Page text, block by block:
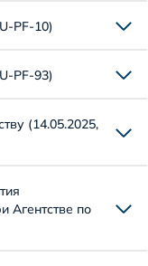
PF-10)
PF-93)
(14.05.2025,
Агентстве по